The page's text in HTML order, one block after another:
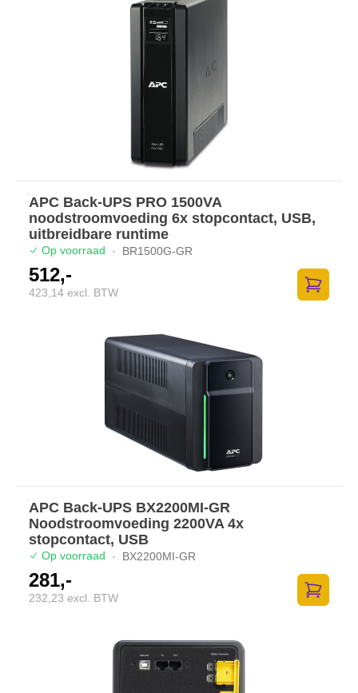
APC Back-UPS PRO 1500VA
noodstroomvoeding 6x stopcontact, USB,
uitbreidbare runtime
Op voorraad · BR1500G-GR
512,-
423,14 excl. BTW
Zum
APC Back-UPS BX2200MI-GR
Noodstroomvoeding 2200VA 4x
stopcontact, USB
Op voorraad · BX2200MI-GR
281,-
232,23 excl. BTW
Zum